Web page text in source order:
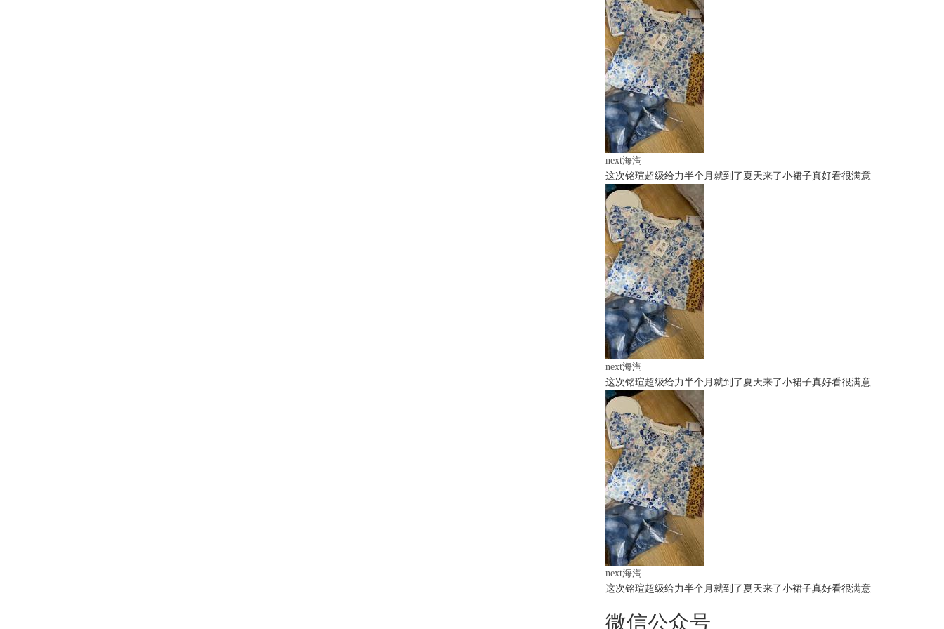
next海淘
这次铭瑄超级给力半个月就到了夏天来了小裙子真好看很满意
next海淘
这次铭瑄超级给力半个月就到了夏天来了小裙子真好看很满意
next海淘
这次铭瑄超级给力半个月就到了夏天来了小裙子真好看很满意
微信公众号